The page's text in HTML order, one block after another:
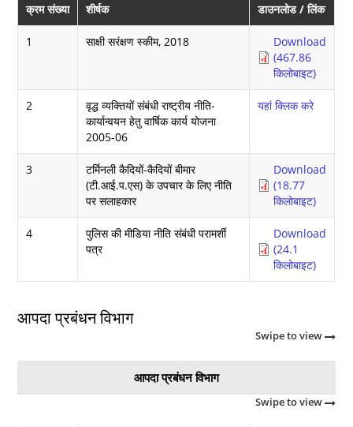
क्रम संख्या शीर्षक डाउनलोड / लिंक
1 साक्षी सरंक्षण स्‍कीम, 2018
Download
(467.86
किलोबाइट)
2
वृद्ध व्यक्तियों संबंधी राष्ट्रीय नीति-
कार्यान्वयन हेतु वार्षिक कार्य योजना
2005-06
यहां क्लिक करे
3
टर्मिनली कैदियों-कैदियों बीमार
(टी.आई.प.एस) के उपचार के लिए नीति
पर सलाहकार
Download
(18.77
किलोबाइट)
4
पुलिस की मीडिया नीति संबंधी परामर्शी
पत्र
Download
(24.1
किलोबाइट)
आपदा प्रबंधन विभाग
Swipe to view
आपदा प्रबंधन विभाग
Swipe to view